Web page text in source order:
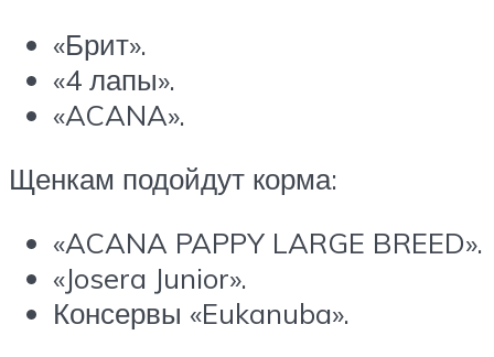
«Брит».
«4 лапы».
«ACANA».
Щенкам подойдут корма:
«ACANA PAPPY LARGE BREED».
«Josera Junior».
Консервы «Eukanuba».